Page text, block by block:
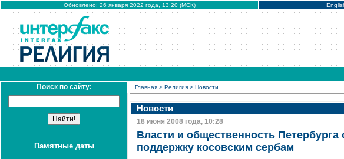
Обновлено: 26 января 2022 года, 13:20 (МСК)
Поиск по сайту:
Памятные даты
Главная > Религия > Новости
Новости
18 июня 2008 года, 10:28
Власти и общественность
поддержку косовским сербам